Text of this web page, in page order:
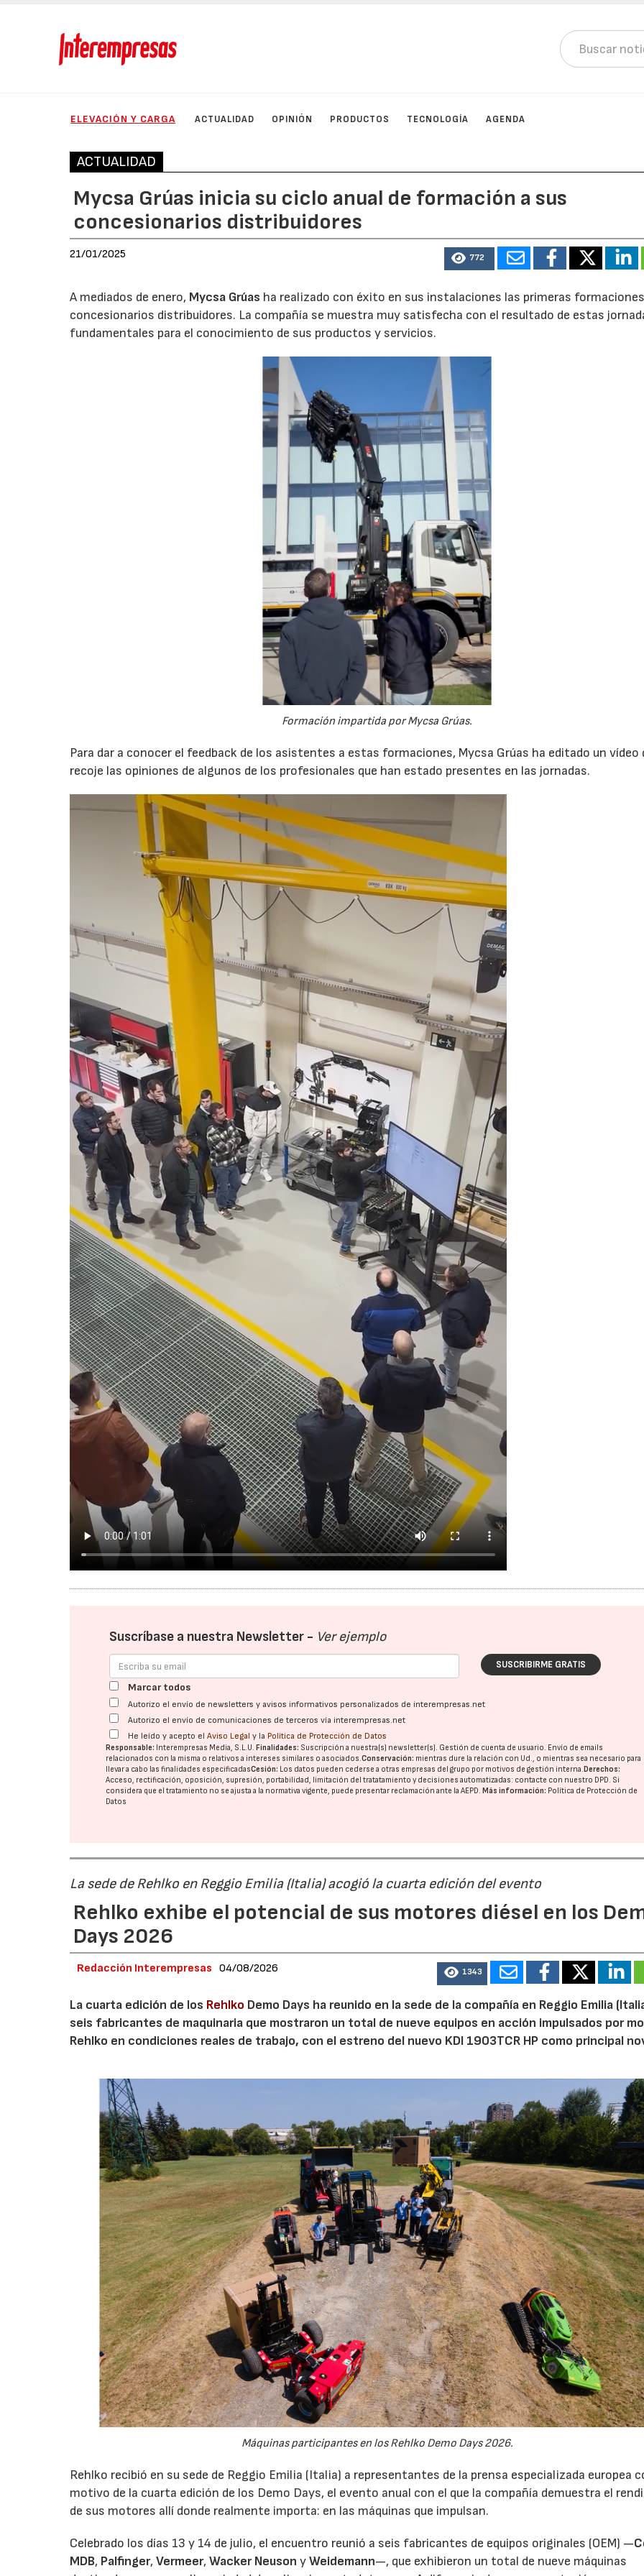
ELEVACIÓN Y CARGA ACTUALIDAD OPINIÓN PRODUCTOS TECNOLOGÍA AGENDA
ACTUALIDAD
Mycsa Grúas inicia su ciclo anual de formación a sus
concesionarios distribuidores
21/01/2025 772
A mediados de enero, Mycsa Grúas ha realizado con éxito en sus instalaciones las primeras
concesionarios distribuidores. La compañía se muestra muy satisfecha con el resultado de estas
fundamentales para el conocimiento de sus productos y servicios.
Formación impartida por Mycsa Grúas.
Para dar a conocer el feedback de los asistentes a estas formaciones, Mycsa Grúas ha editado un vídeo
recoje las opiniones de algunos de los profesionales que han estado presentes en las jornadas.
Suscríbase a nuestra Newsletter - Ver ejemplo
SUSCRIBIRME GRATIS
Marcar todos
Autorizo el envío de newsletters y avisos informativos personalizados de interempresas.net
Autorizo el envío de comunicaciones de terceros vía interempresas.net
He leído y acepto elAviso Legal y la Política de Protección de Datos
Responsable: Interempresas Media, S.L.U. Finalidades: Suscripción a nuestra(s) newsletter(s). Gestión de cuenta de usuario. Envío de emails
relacionados con la misma o relativos a intereses similares o asociados.Conservación: mientras dure la relación con Ud., o mientras sea necesario para
llevar a cabo las finalidades especificadasCesión: Los datos pueden cederse a otras empresas del grupo por motivos de gestión interna. Derechos:
Acceso, rectificación, oposición, supresión, portabilidad, limitación del tratatamiento y decisiones automatizadas: contacte con nuestro DPD. Si
considera que el tratamiento no se ajusta a la normativa vigente, puede presentar reclamación ante laAEPD. Más información: Política de Protección de
Datos
La sede de Rehlko en Reggio Emilia (Italia) acogió la cuarta edición del evento
Rehlko exhibe el potencial de sus motores diésel en los
Days 2026
Redacción Interempresas 04/08/2026 1343
La cuarta edición de los Rehlko Demo Days ha reunido en la sede de la compañía en Reggio Emilia
seis fabricantes de maquinaria que mostraron un total de nueve equipos en acción impulsados por
Rehlko en condiciones reales de trabajo, con el estreno del nuevo KDI 1903TCR HP como principal
Máquinas participantes en los Rehlko Demo Days 2026.
Rehlko recibió en su sede de Reggio Emilia (Italia) a representantes de la prensa especializada europea
motivo de la cuarta edición de los Demo Days, el evento anual con el que la compañía demuestra el
de sus motores allí donde realmente importa: en las máquinas que impulsan.
Celebrado los días 13 y 14 de julio, el encuentro reunió a seis fabricantes de equipos originales (OEM) —
MDB, Palfinger,Vermeer,Wacker Neuson yWeidemann—, que exhibieron un total de nueve máquinas
02/06/2026